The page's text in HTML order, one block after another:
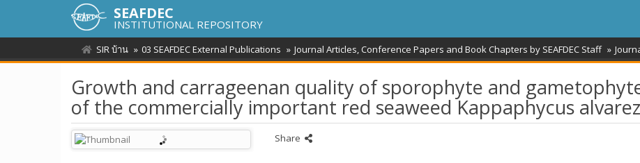
SEAFDEC
INSTITUTIONAL REPOSITORY
SIR บ้าน 03 SEAFDEC External Publications Journal Articles, Conference Papers and Book Chapters by SEAFDEC Staff
Growth and carrageenan quality of sporophyte and
of the commercially important red seaweed Kappaphycus
Share